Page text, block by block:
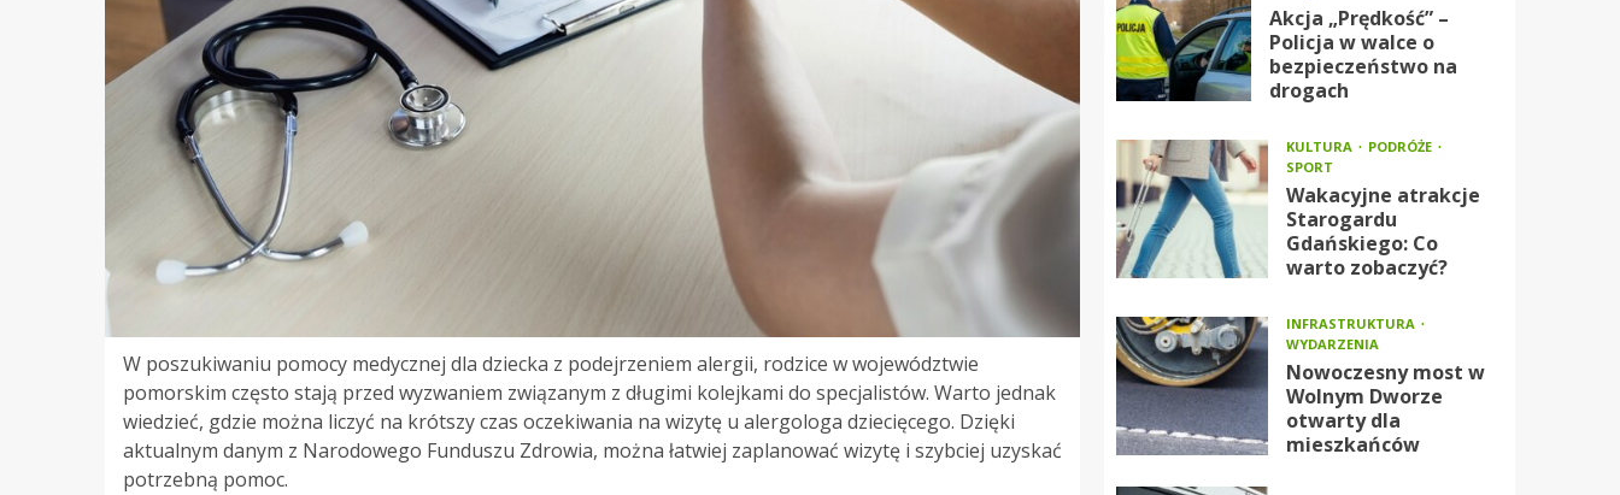
W poszukiwaniu pomocy medycznej dla dziecka z podejrzeniem alergii, rodzice w województwie
pomorskim często stają przed wyzwaniem związanym z długimi kolejkami do specjalistów. Warto jednak
wiedzieć, gdzie można liczyć na krótszy czas oczekiwania na wizytę u alergologa dziecięcego. Dzięki
aktualnym danym z Narodowego Funduszu Zdrowia, można łatwiej zaplanować wizytę i szybciej uzyskać
potrzebną pomoc.
Akcja „Prędkość” –
Policja w walce o
bezpieczeństwo na
drogach
KULTURA
PODRÓŻE
SPORT
Wakacyjne atrakcje
Starogardu
Gdańskiego: Co
warto zobaczyć?
INFRASTRUKTURA
WYDARZENIA
Nowoczesny most w
Wolnym Dworze
otwarty dla
mieszkańców